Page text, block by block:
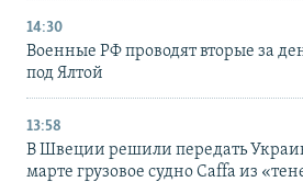
14:30
Военные РФ проводят вторые за
под Ялтой
13:58
В Швеции решили передать
марте грузовое судно Caffa из